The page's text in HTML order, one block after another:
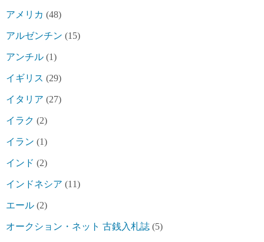
アメリカ (48)
アルゼンチン (15)
アンチル (1)
イギリス (29)
イタリア (27)
イラク (2)
イラン (1)
インド (2)
インドネシア (11)
エール (2)
オークション・ネット 古銭入札誌 (5)